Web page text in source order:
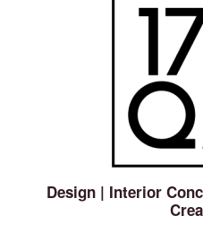
Design | Interior